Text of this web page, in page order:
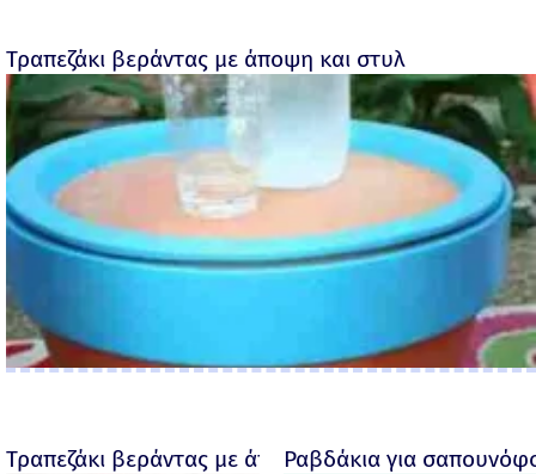
Τραπεζάκι βεράντας με άποψη και στυλ
Τραπεζάκι βεράντας με άποψη και στυλ
Ραβδάκια για